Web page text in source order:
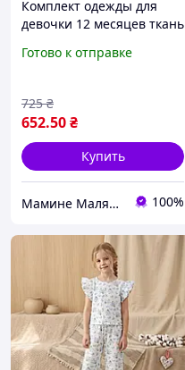
Комплект одежды для
девочки 12 месяцев ткань
коричневый размер 80
Готово к отправке
652.50₴
725 ₴
Купить
Мамине Малятко 100%